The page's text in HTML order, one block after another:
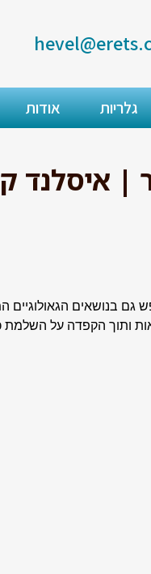
גלריות אודות
קיץ
בנושאים הגאולוגיים
ותוך הקפדה על השלמת